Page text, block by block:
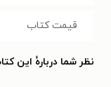
قیمت کتاب
نظر شما دربارهٔ این